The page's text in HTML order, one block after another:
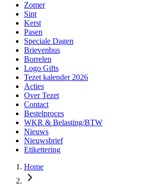
Zomer
Sint
Kerst
Pasen
Speciale Dagen
Brievenbus
Borrelen
Logo Gifts
Tezet kalender 2026
Acties
Over Tezet
Contact
Bestelproces
WKR & Belasting/BTW
Nieuws
Nieuwsbrief
Etikettering
Home